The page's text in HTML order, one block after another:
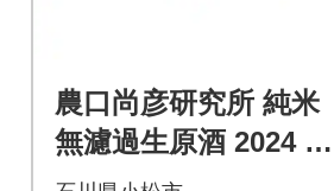
農口尚彦研究所 純米
無濾過生原酒 2024 Vi
ntage 720ml×1本 日本